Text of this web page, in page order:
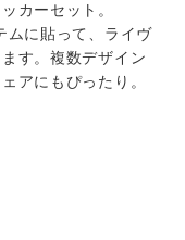
カーセット。
ムに貼って、ライヴ
す。複数デザイン
アにもぴったり。